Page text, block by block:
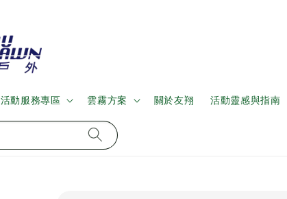
活動服務專區 雲霧方案 關於友翔 活動靈感與指南